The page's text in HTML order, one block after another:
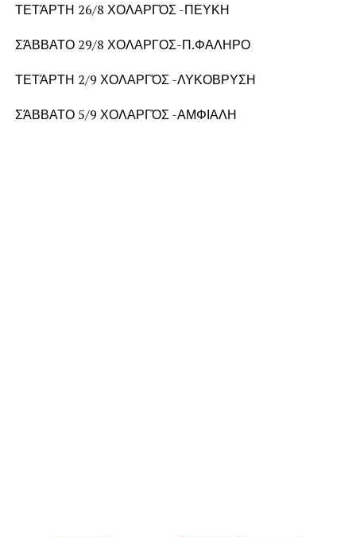
ΤΕΤΆΡΤΗ 26/8 ΧΟΛΑΡΓΌΣ -ΠΕΥΚΗ
ΣΆΒΒΑΤΟ 29/8 ΧΟΛΑΡΓΟΣ-Π.ΦΑΛΗΡΟ
ΤΕΤΆΡΤΗ 2/9 ΧΟΛΑΡΓΌΣ -ΛΥΚΟΒΡΥΣΗ
ΣΆΒΒΑΤΟ 5/9 ΧΟΛΑΡΓΌΣ -ΑΜΦΙΑΛΗ